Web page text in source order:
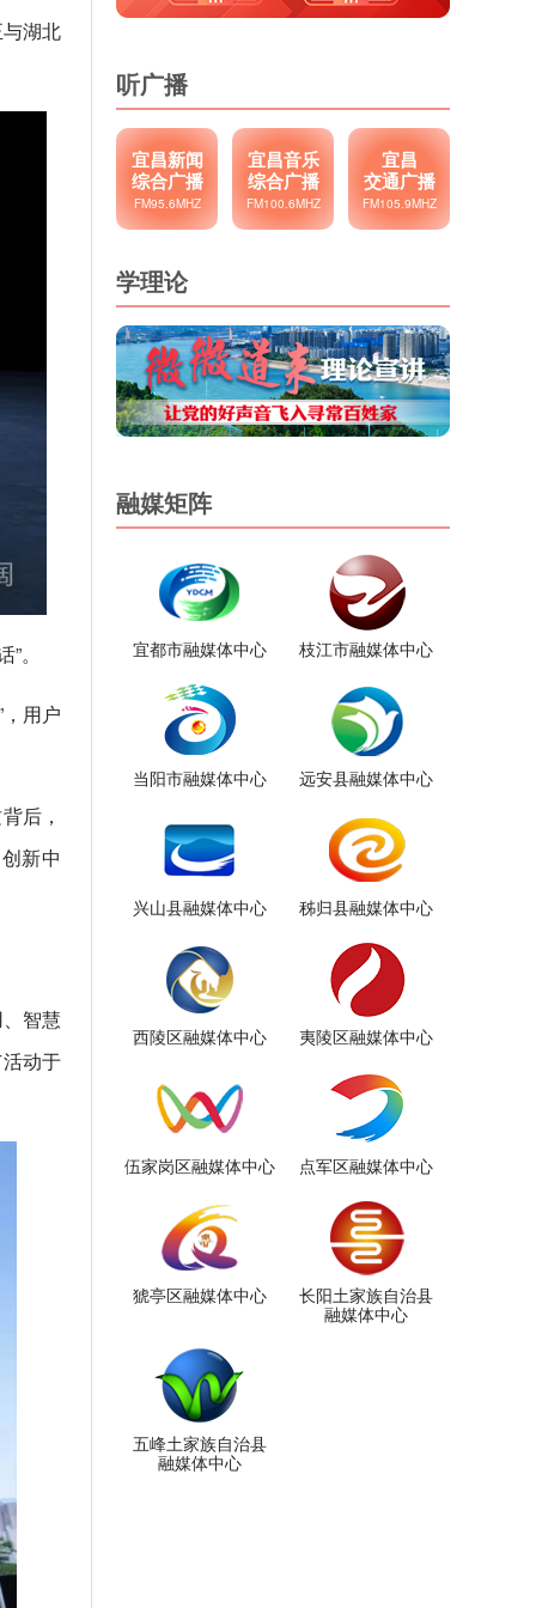
湖北
。
用户
后，
新中
智慧
动于
听广播
宜昌新闻
综合广播
FM95.6MHZ
宜昌音乐
综合广播
FM100.6MHZ
宜昌
交通广播
FM105.9MHZ
学理论
融媒矩阵
宜都市融媒体中心 枝江市融媒体中心
当阳市融媒体中心 远安县融媒体中心
兴山县融媒体中心 秭归县融媒体中心
西陵区融媒体中心 夷陵区融媒体中心
伍家岗区融媒体中心 点军区融媒体中心
猇亭区融媒体中心
长阳土家族自治县
融媒体中心
五峰土家族自治县
融媒体中心